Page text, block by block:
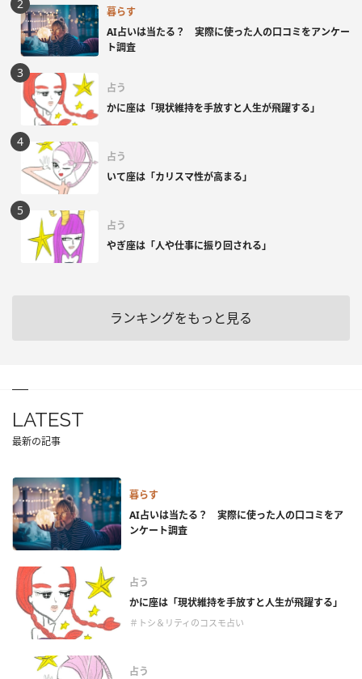
暮らす
AI占いは当たる？ 実際に使った人の口コミをアンケー
ト調査
占う
かに座は「現状維持を手放すと人生が飛躍する」
占う
いて座は「カリスマ性が高まる」
占う
やぎ座は「人や仕事に振り回される」
ランキングをもっと見る
LATEST
最新の記事
暮らす
AI占いは当たる？ 実際に使った人の口コミをア
ンケート調査
占う
かに座は「現状維持を手放すと人生が飛躍する」
＃トシ＆リティのコスモ占い
占う